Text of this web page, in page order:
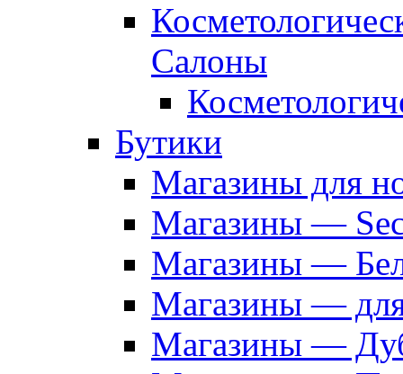
Салоны
Бутики
Магазины для
Магазины —
Магазины —
Магазины —
Магазины —